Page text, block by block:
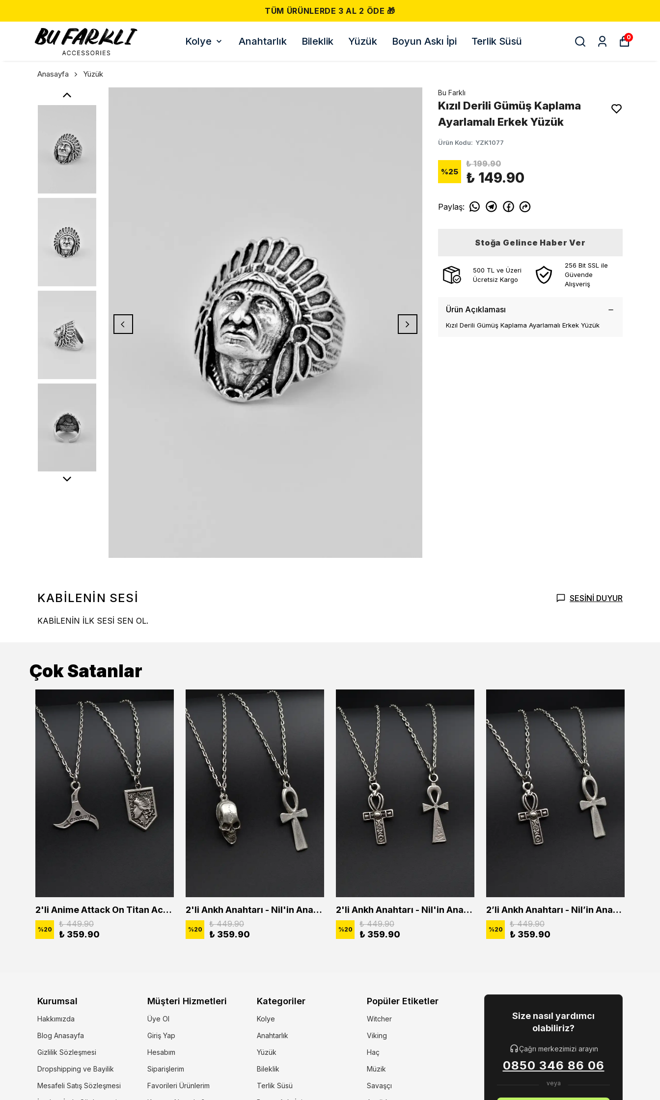
Kolye Anahtarlık Bileklik Yüzük Boyun Askı İpi Terlik Süsü 0
Anasayfa Yüzük
Bu Farklı
Kızıl Derili Gümüş Kaplama
Ayarlamalı Erkek Yüzük
Ürün Kodu: YZK1077
%25
₺ 199.90
₺ 149.90
Paylaş:
Stoğa Gelince Haber Ver
500 TL ve Üzeri
Ücretsiz Kargo
256 Bit SSL ile
Güvende
Alışveriş
Ürün Açıklaması
Kızıl Derili Gümüş Kaplama Ayarlamalı Erkek Yüzük
KABİLENİN SESİ SESİNİ DUYUR
KABİLENİN İLK SESİ SEN OL.
Çok Satanlar
2'li Anime Attack On Titan Acrylic Maria Anime Naruto Erkek Kadın Kolye Seti
%20
₺ 449.90
₺ 359.90
2'li Ankh Anahtarı - Nil'in Anahtarı - Kuru Kafa Erkek Kadın Kolye Seti
%20
₺ 449.90
₺ 359.90
2'li Ankh Anahtarı - Nil'in Anahtarı Erkek Kadın Kolye Seti
%20
₺ 449.90
₺ 359.90
2’li Ankh Anahtarı - Nil’in Anahtarı Erkek Kadın Kolye Seti
%20
₺ 449.90
₺ 359.90
Kurumsal
Hakkımızda
Blog Anasayfa
Gizlilik Sözleşmesi
Dropshipping ve Bayilik
Mesafeli Satış Sözleşmesi
Müşteri Hizmetleri
Üye Ol
Giriş Yap
Hesabım
Siparişlerim
Favorileri Ürünlerim
Kategoriler
Kolye
Anahtarlık
Yüzük
Bileklik
Terlik Süsü
Popüler Etiketler
Witcher
Viking
Haç
Müzik
Savaşçı
Size nasıl yardımcı
olabiliriz?
Çağrı merkezimizi arayın
0850 346 86 06